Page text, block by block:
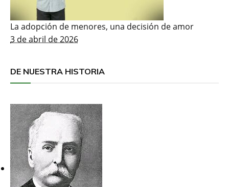
La adopción de menores, una decisión de amor
3 de abril de 2026
DE NUESTRA HISTORIA